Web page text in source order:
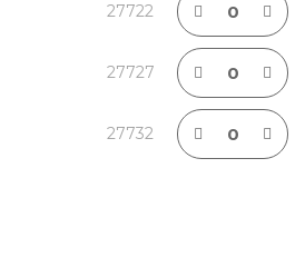
27722
27727
27732